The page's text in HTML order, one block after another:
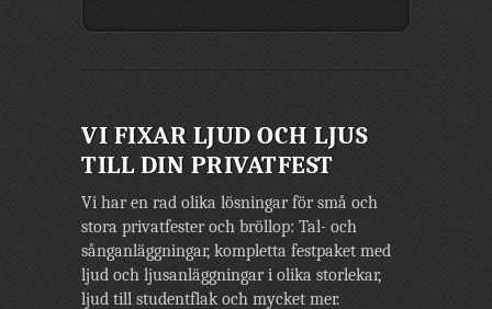
VI FIXAR LJUD OCH LJUS
TILL DIN PRIVATFEST
Vi har en rad olika lösningar för små och
stora privatfester och bröllop: Tal- och
sånganläggningar, kompletta festpaket med
ljud och ljusanläggningar i olika storlekar,
ljud till studentflak och mycket mer.